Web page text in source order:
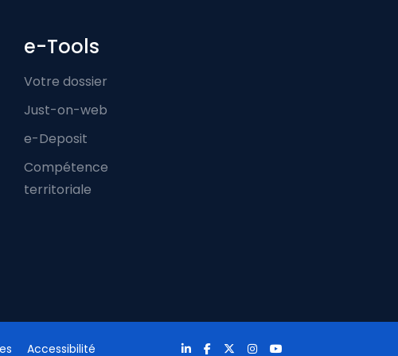
e-Tools
Votre dossier
Just-on-web
e-Deposit
Compétence
territoriale
Accessibilité